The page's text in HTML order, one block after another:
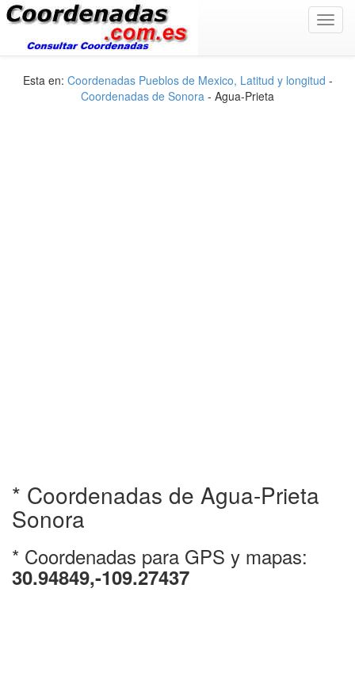
Esta en: Coordenadas Pueblos de Mexico, Latitud y longitud -
Coordenadas de Sonora - Agua-Prieta
* Coordenadas de Agua-Prieta
Sonora
* Coordenadas para GPS y mapas:
30.94849,-109.27437